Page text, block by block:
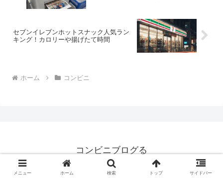
セブンイレブンホットスナック人気ラン
キング！カロリーや揚げたて時間
ホーム コンビニ
コンビニブログる
© 2008 コンビニブログる.
メニュー ホーム 検索 トップ サイドバー